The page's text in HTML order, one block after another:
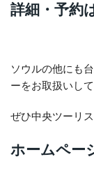
詳細・予約
ソウルの他にも
ーをお取扱いして
ぜひ中央ツーリ
ホームペー